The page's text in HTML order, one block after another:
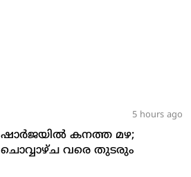
5 hours ago
ഷാര്‍ജയില്‍ കനത്ത മഴ;
ചൊവ്വാഴ്ച വരെ തുടരും